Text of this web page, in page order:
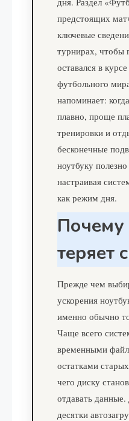
предстоящих
ключевые
турнирах, чтобы
оставался в
футбольного
напоминает:
плавно, проще
тренировки и
бесконечные
ноутбуку
настраивая
как режим дня.
Почему
теряет
Прежде чем
ускорения
именно обычно
Чаще всего
временными
остатками
чего диску
отдавать
десятки